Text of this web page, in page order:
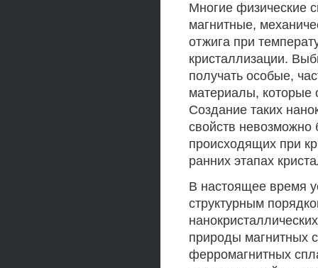
Многие физические
магнитные,
отжига при
кристаллизации.
получать особые,
материалы, которые
Создание таких
свойств невозможно
происходящих при
ранних этапах
В настоящее время
структурным
природы магнитных
ферромагнитных